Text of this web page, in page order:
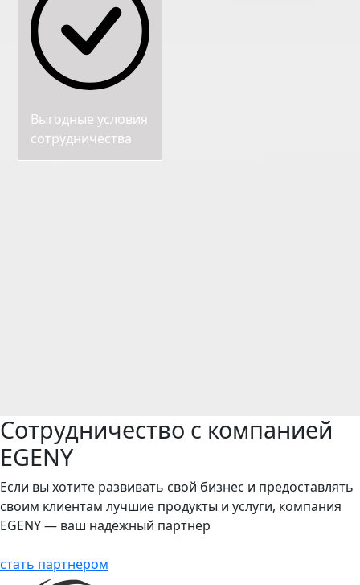
Сотрудничество с компанией
EGENY
Если вы хотите развивать свой бизнес и предоставлять
своим клиентам лучшие продукты и услуги, компания
EGENY — ваш надёжный партнёр
стать партнером
Выгодные условия
сотрудничества